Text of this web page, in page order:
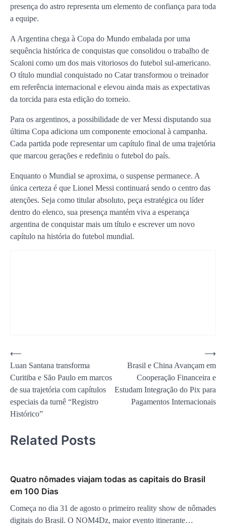
presença do astro representa um elemento de confiança para toda
a equipe.
A Argentina chega à Copa do Mundo embalada por uma
sequência histórica de conquistas que consolidou o trabalho de
Scaloni como um dos mais vitoriosos do futebol sul-americano.
O título mundial conquistado no Catar transformou o treinador
em referência internacional e elevou ainda mais as expectativas
da torcida para esta edição do torneio.
Para os argentinos, a possibilidade de ver Messi disputando sua
última Copa adiciona um componente emocional à campanha.
Cada partida pode representar um capítulo final de uma trajetória
que marcou gerações e redefiniu o futebol do país.
Enquanto o Mundial se aproxima, o suspense permanece. A
única certeza é que Lionel Messi continuará sendo o centro das
atenções. Seja como titular absoluto, peça estratégica ou líder
dentro do elenco, sua presença mantém viva a esperança
argentina de conquistar mais um título e escrever um novo
capítulo na história do futebol mundial.
Navegação
de
Post
⟵
Luan Santana transforma
Curitiba e São Paulo em marcos
de sua trajetória com capítulos
especiais da turnê “Registro
Histórico”
Brasil e China Avançam em
Cooperação Financeira e
Estudam Integração do Pix para
Pagamentos Internacionais
⟶
Related Posts
Quatro nômades viajam todas as capitais do Brasil
em 100 Dias
Começa no dia 31 de agosto o primeiro reality show de nômades
digitais do Brasil. O NOM4Dz, maior evento itinerante…